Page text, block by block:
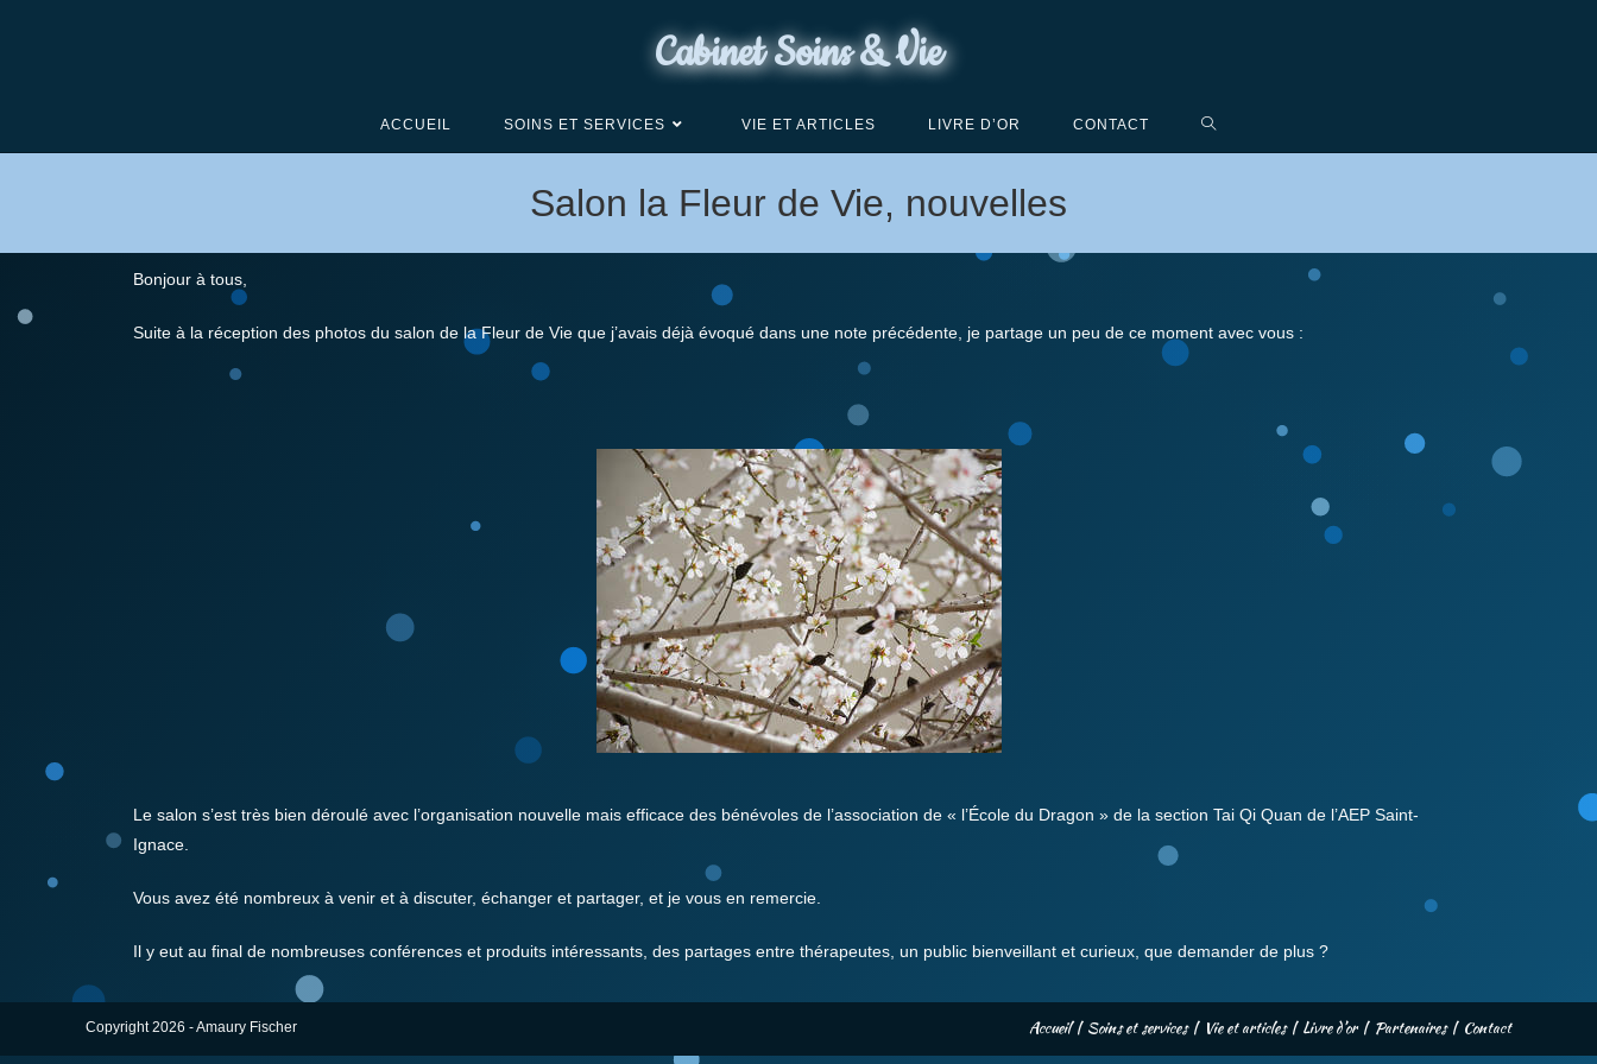
Cabinet Soins & Vie
ACCUEIL SOINS ET SERVICES VIE ET ARTICLES LIVRE D’OR CONTACT
Salon la Fleur de Vie, nouvelles
Bonjour à tous,
Suite à la réception des photos du salon de la Fleur de Vie que j’avais déjà évoqué dans une note précédente, je partage un peu de ce moment avec vous :
Le salon s’est très bien déroulé avec l’organisation nouvelle mais efficace des bénévoles de l’association de « l’École du Dragon » de la section Tai Qi Quan de l’AEP Saint-
Ignace.
Vous avez été nombreux à venir et à discuter, échanger et partager, et je vous en remercie.
Il y eut au final de nombreuses conférences et produits intéressants, des partages entre thérapeutes, un public bienveillant et curieux, que demander de plus ?
Accueil Soins et services Vie et articles Livre d’or Partenaires Contact
Copyright 2026 - Amaury Fischer